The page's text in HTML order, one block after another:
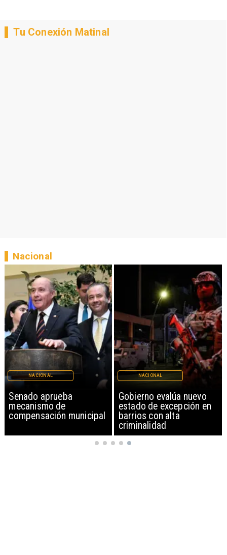
Tu Conexión Matinal
Senado aprueba
mecanismo de
compensación municipal
NACIONAL
Gobierno evalúa nuevo
estado de excepción en
barrios con alta
criminalidad
NACIONAL
Nacional